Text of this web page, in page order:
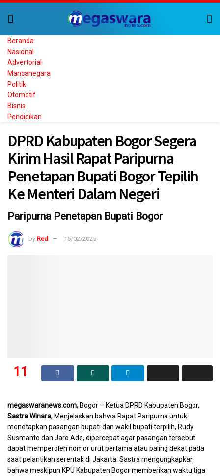
Beranda
Nasional
Advertorial
Mancanegara
Politik
Otomotif
Bisnis
Pendidikan
DPRD Kabupaten Bogor Segera
Kirim Hasil Rapat Paripurna
Penetapan Bupati Bogor Tepilih
Ke Menteri Dalam Negeri
Paripurna Penetapan Bupati Bogor
by Red 15/02/2025
11
megaswaranews.com, Bogor – Ketua DPRD Kabupaten Bogor,
Sastra Winara, Menjelaskan bahwa Rapat Paripurna untuk
menetapkan pasangan bupati dan wakil bupati terpilih, Rudy
Susmanto dan Jaro Ade, dipercepat agar pasangan tersebut
dapat memperoleh nomor urut pertama atau paling dekat pada
saat pelantikan serentak di Jakarta. Sastra mengungkapkan
bahwa meskipun KPU Kabupaten Bogor memberikan waktu tiga